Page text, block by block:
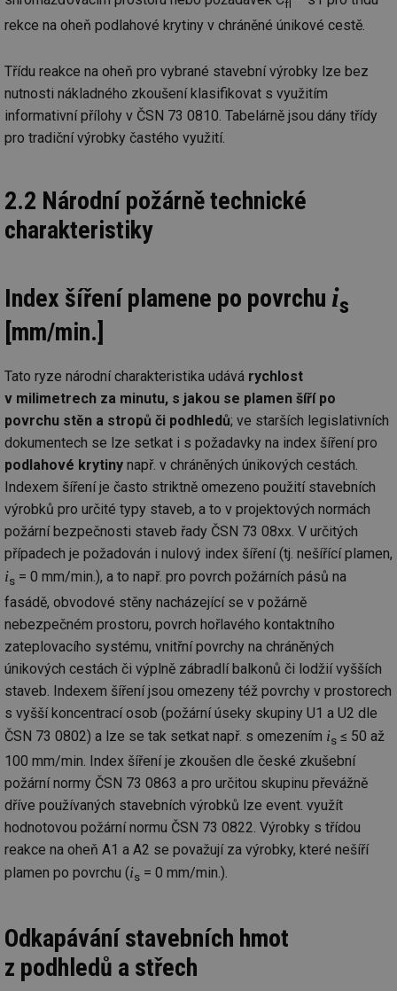
fl
rekce na oheň podlahové krytiny v chráněné únikové cestě.
Třídu reakce na oheň pro vybrané stavební výrobky lze bez
nutnosti nákladného zkoušení klasifikovat s využitím
informativní přílohy v ČSN 73 0810. Tabelárně jsou dány třídy
pro tradiční výrobky častého využití.
2.2 Národní požárně technické
charakteristiky
Index šíření plamene po povrchu is
[mm/min.]
Tato ryze národní charakteristika udává rychlost
v milimetrech za minutu, s jakou se plamen šíří po
povrchu stěn a stropů či podhledů; ve starších legislativních
dokumentech se lze setkat i s požadavky na index šíření pro
podlahové krytiny např. v chráněných únikových cestách.
Indexem šíření je často striktně omezeno použití stavebních
výrobků pro určité typy staveb, a to v projektových normách
požární bezpečnosti staveb řady ČSN 73 08xx. V určitých
případech je požadován i nulový index šíření (tj. nešířící plamen,
is = 0 mm/min.), a to např. pro povrch požárních pásů na
fasádě, obvodové stěny nacházející se v požárně
nebezpečném prostoru, povrch hořlavého kontaktního
zateplovacího systému, vnitřní povrchy na chráněných
únikových cestách či výplně zábradlí balkonů či lodžií vyšších
staveb. Indexem šíření jsou omezeny též povrchy v prostorech
s vyšší koncentrací osob (požární úseky skupiny U1 a U2 dle
ČSN 73 0802) a lze se tak setkat např. s omezením is ≤ 50 až
100 mm/min. Index šíření je zkoušen dle české zkušební
požární normy ČSN 73 0863 a pro určitou skupinu převážně
dříve používaných stavebních výrobků lze event. využít
hodnotovou požární normu ČSN 73 0822. Výrobky s třídou
reakce na oheň A1 a A2 se považují za výrobky, které nešíří
plamen po povrchu (is = 0 mm/min.).
Odkapávání stavebních hmot
z podhledů a střech